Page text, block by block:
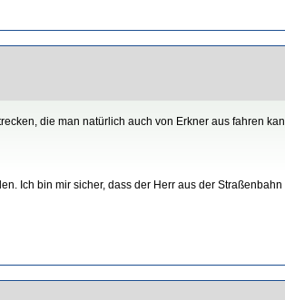
die man natürlich auch von Erkner aus fahren
Ich bin mir sicher, dass der Herr aus der Straßenbahn